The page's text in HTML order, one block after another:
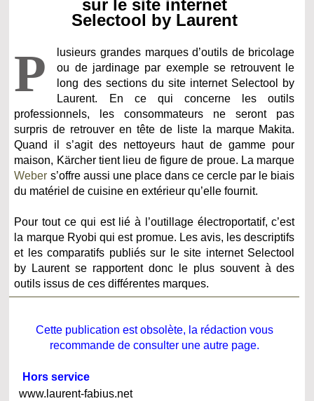
sur le site internet
Selectool by Laurent
P
lusieurs grandes marques d’outils de bricolage
ou de jardinage par exemple se retrouvent le
long des sections du site internet Selectool by
Laurent. En ce qui concerne les outils
professionnels, les consommateurs ne seront pas
surpris de retrouver en tête de liste la marque Makita.
Quand il s’agit des nettoyeurs haut de gamme pour
maison, Kärcher tient lieu de figure de proue. La marque
Weber s’offre aussi une place dans ce cercle par le biais
du matériel de cuisine en extérieur qu’elle fournit.
Pour tout ce qui est lié à l’outillage électroportatif, c’est
la marque Ryobi qui est promue. Les avis, les descriptifs
et les comparatifs publiés sur le site internet Selectool
by Laurent se rapportent donc le plus souvent à des
outils issus de ces différentes marques.
Cette publication est obsolète, la rédaction vous
recommande de consulter une autre page.
Hors service
www.laurent-fabius.net